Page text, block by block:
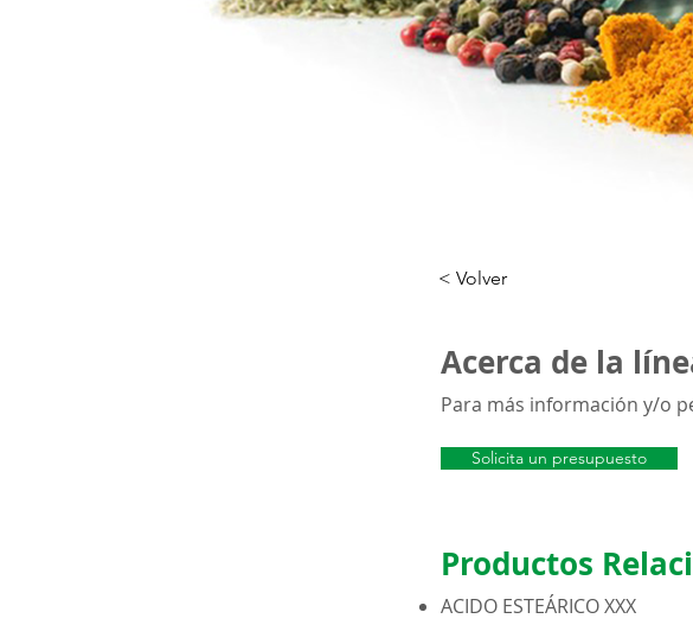
< Volver
Acerca de la
Para más información y/o
Solicita un presupuesto
Productos
ACIDO ESTEÁRICO XXX